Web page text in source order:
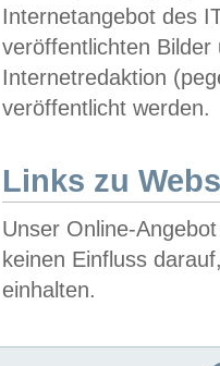
Internetangebot des
veröffentlichten
Internetredaktion
veröffentlicht werden.
Links zu
Unser Online-
keinen Einfluss
einhalten.